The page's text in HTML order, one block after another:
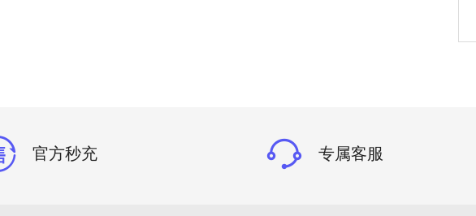
官方秒充 专属客服